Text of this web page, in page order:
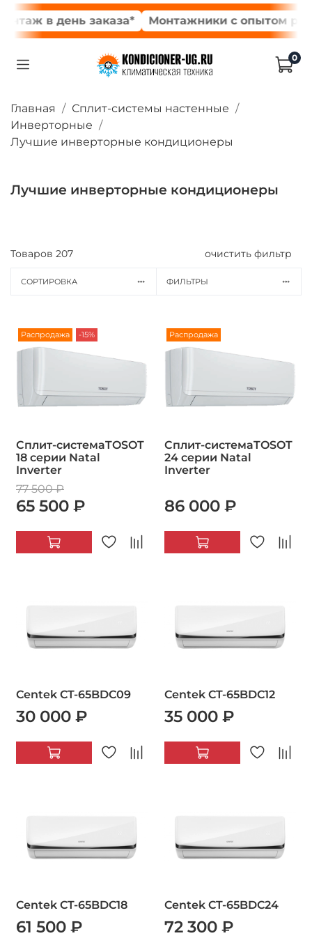
в день заказа* Монтажники с опытом работы
0
Главная
Сплит-системы настенные
Инверторные
Лучшие инверторные кондиционеры
Лучшие инверторные кондиционеры
Товаров 207 очистить фильтр
СОРТИРОВКА ФИЛЬТРЫ
Распродажа -15%
Сплит-системаTOSOT
18 серии Natal
Inverter
77 500 ₽
65 500 ₽
Распродажа
Сплит-системаTOSOT
24 серии Natal
Inverter
86 000 ₽
Centek CT-65BDC09
30 000 ₽
Centek CT-65BDC12
35 000 ₽
Centek CT-65BDC18
61 500 ₽
Centek CT-65BDC24
72 300 ₽